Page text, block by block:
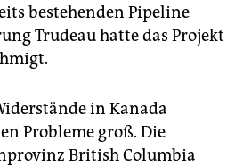
bestehenden Pipeline
Trudeau hatte das Projekt
in Kanada
Probleme groß. Die
British Columbia